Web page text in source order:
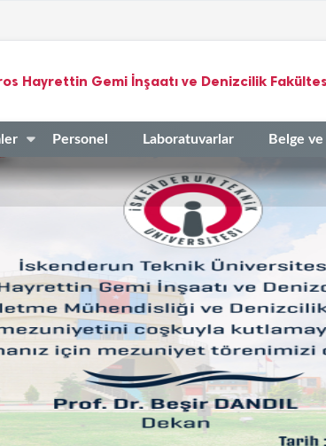
Hayrettin Gemi İnşaatı ve Denizcilik
Personel Laboratuvarlar Belge
MESLEK YEMİN TÖRENİ
Mühendisliği Ek Yerleştirme Kayıt İşlemleri
ve Denizcilik Fakültesi Oryantasyon Etkinlikleri